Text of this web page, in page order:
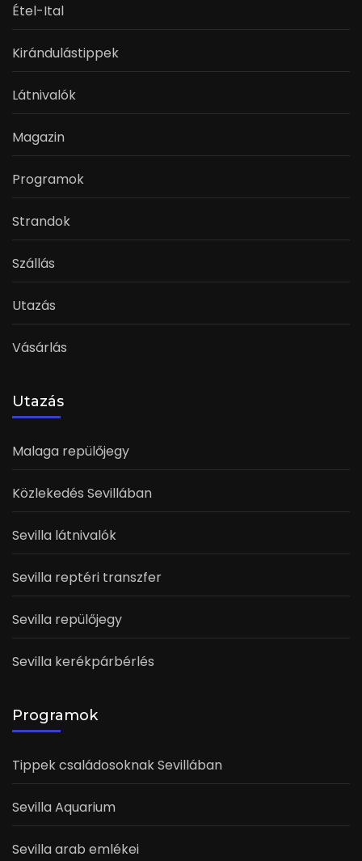
Étel-Ital
Kirándulástippek
Látnivalók
Magazin
Programok
Strandok
Szállás
Utazás
Vásárlás
Utazás
Malaga repülőjegy
Közlekedés Sevillában
Sevilla látnivalók
Sevilla reptéri transzfer
Sevilla repülőjegy
Sevilla kerékpárbérlés
Programok
Tippek családosoknak Sevillában
Sevilla Aquarium
Sevilla arab emlékei